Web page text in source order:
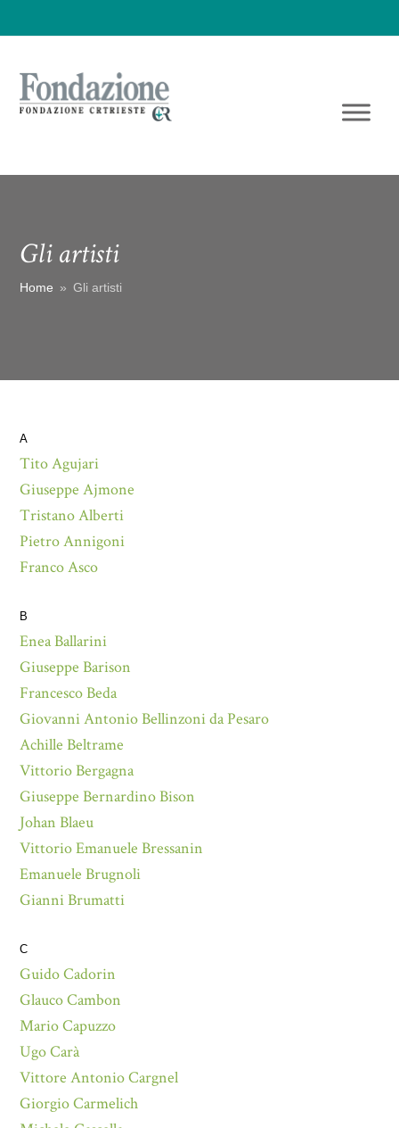
Gli artisti
Home » Gli artisti
A
Tito Agujari
Giuseppe Ajmone
Tristano Alberti
Pietro Annigoni
Franco Asco
B
Enea Ballarini
Giuseppe Barison
Francesco Beda
Giovanni Antonio Bellinzoni da Pesaro
Achille Beltrame
Vittorio Bergagna
Giuseppe Bernardino Bison
Johan Blaeu
Vittorio Emanuele Bressanin
Emanuele Brugnoli
Gianni Brumatti
C
Guido Cadorin
Glauco Cambon
Mario Capuzzo
Ugo Carà
Vittore Antonio Cargnel
Giorgio Carmelich